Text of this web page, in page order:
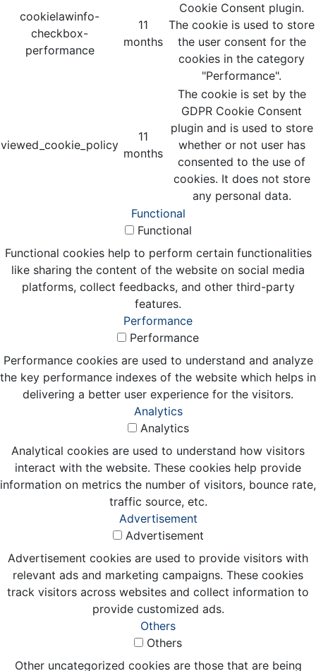
cookielawinfo-
checkbox-
performance
11
months
Cookie Consent plugin.
The cookie is used to store
the user consent for the
cookies in the category
"Performance".
viewed_cookie_policy
11
months
The cookie is set by the
GDPR Cookie Consent
plugin and is used to store
whether or not user has
consented to the use of
cookies. It does not store
any personal data.
Functional
Functional
Functional cookies help to perform certain functionalities
like sharing the content of the website on social media
platforms, collect feedbacks, and other third-party
features.
Performance
Performance
Performance cookies are used to understand and analyze
the key performance indexes of the website which helps in
delivering a better user experience for the visitors.
Analytics
Analytics
Analytical cookies are used to understand how visitors
interact with the website. These cookies help provide
information on metrics the number of visitors, bounce rate,
traffic source, etc.
Advertisement
Advertisement
Advertisement cookies are used to provide visitors with
relevant ads and marketing campaigns. These cookies
track visitors across websites and collect information to
provide customized ads.
Others
Others
Other uncategorized cookies are those that are being